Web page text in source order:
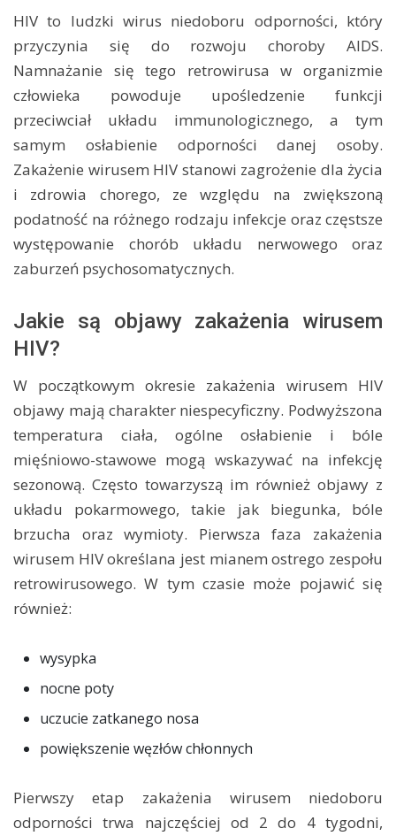
HIV to ludzki wirus niedoboru odporności, który
przyczynia się do rozwoju choroby AIDS.
Namnażanie się tego retrowirusa w organizmie
człowieka powoduje upośledzenie funkcji
przeciwciał układu immunologicznego, a tym
samym osłabienie odporności danej osoby.
Zakażenie wirusem HIV stanowi zagrożenie dla życia
i zdrowia chorego, ze względu na zwiększoną
podatność na różnego rodzaju infekcje oraz częstsze
występowanie chorób układu nerwowego oraz
zaburzeń psychosomatycznych.
Jakie są objawy zakażenia wirusem
HIV?
W początkowym okresie zakażenia wirusem HIV
objawy mają charakter niespecyficzny. Podwyższona
temperatura ciała, ogólne osłabienie i bóle
mięśniowo-stawowe mogą wskazywać na infekcję
sezonową. Często towarzyszą im również objawy z
układu pokarmowego, takie jak biegunka, bóle
brzucha oraz wymioty. Pierwsza faza zakażenia
wirusem HIV określana jest mianem ostrego zespołu
retrowirusowego. W tym czasie może pojawić się
również:
wysypka
nocne poty
uczucie zatkanego nosa
powiększenie węzłów chłonnych
Pierwszy etap zakażenia wirusem niedoboru
odporności trwa najczęściej od 2 do 4 tygodni,